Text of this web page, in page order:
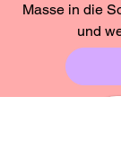
Masse in die
und